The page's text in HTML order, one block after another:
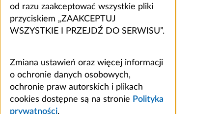
od razu zaakceptować wszystkie pliki
przyciskiem „ZAAKCEPTUJ
WSZYSTKIE I PRZEJDŹ DO SERWISU”.
Zmiana ustawień oraz więcej informacji
o ochronie danych osobowych,
ochronie praw autorskich i plikach
cookies dostępne są na stronie Polityka
prywatności.